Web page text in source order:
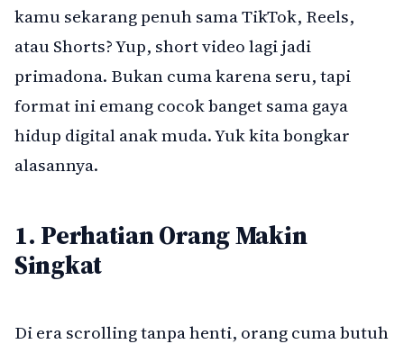
kamu sekarang penuh sama TikTok, Reels,
atau Shorts? Yup, short video lagi jadi
primadona. Bukan cuma karena seru, tapi
format ini emang cocok banget sama gaya
hidup digital anak muda. Yuk kita bongkar
alasannya.
1. Perhatian Orang Makin
Singkat
Di era scrolling tanpa henti, orang cuma butuh